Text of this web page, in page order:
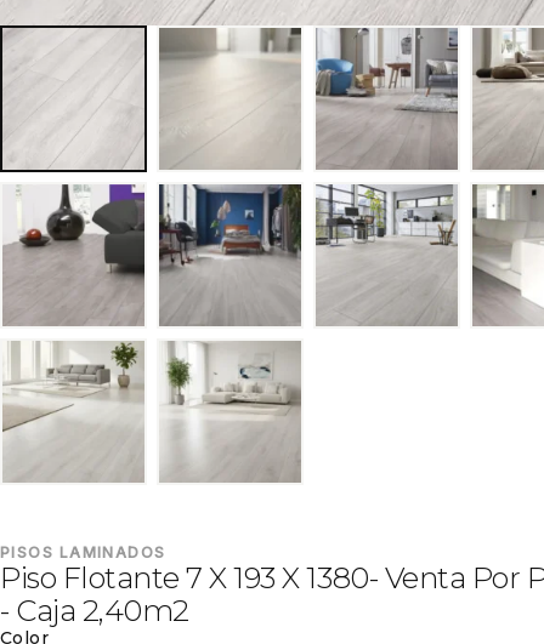
PISOS LAMINADOS
Piso Flotante 7 X 193 X 1380- Venta Por
- Caja 2,40m2
Color